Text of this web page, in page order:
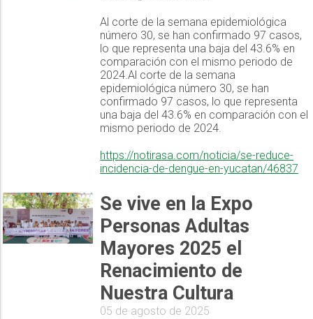
Al corte de la semana epidemiológica
número 30, se han confirmado 97 casos,
lo que representa una baja del 43.6% en
comparación con el mismo periodo de
2024.Al corte de la semana
epidemiológica número 30, se han
confirmado 97 casos, lo que representa
una baja del 43.6% en comparación con el
mismo periodo de 2024.
https://notirasa.com/noticia/se-reduce-
incidencia-de-dengue-en-yucatan/46837
Se vive en la Expo
Personas Adultas
Mayores 2025 el
Renacimiento de
Nuestra Cultura
05 de agosto de 2025